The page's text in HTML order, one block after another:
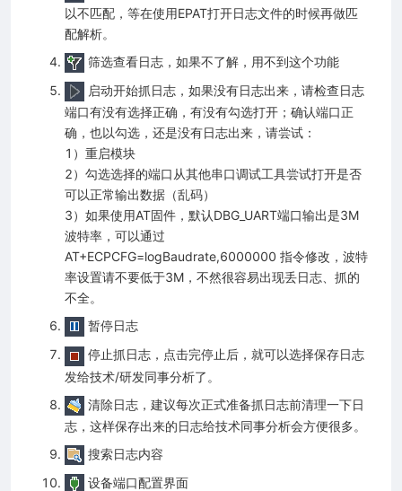
以不匹配，等在使用EPAT打开日志文件的时候再做匹
配解析。
筛选查看日志，如果不了解，用不到这个功能
启动开始抓日志，如果没有日志出来，请检查日志
端口有没有选择正确，有没有勾选打开；确认端口正
确，也以勾选，还是没有日志出来，请尝试：
1）重启模块
2）勾选选择的端口从其他串口调试工具尝试打开是否
可以正常输出数据（乱码）
3）如果使用AT固件，默认DBG_UART端口输出是3M
波特率，可以通过
AT+ECPCFG=logBaudrate,6000000 指令修改，波特
率设置请不要低于3M，不然很容易出现丢日志、抓的
不全。
暂停日志
停止抓日志，点击完停止后，就可以选择保存日志
发给技术/研发同事分析了。
清除日志，建议每次正式准备抓日志前清理一下日
志，这样保存出来的日志给技术同事分析会方便很多。
搜索日志内容
设备端口配置界面